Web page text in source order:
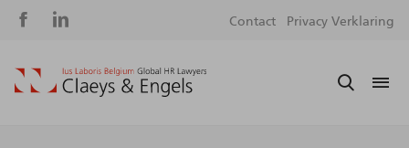
Social
Contact Privacy Verklaring